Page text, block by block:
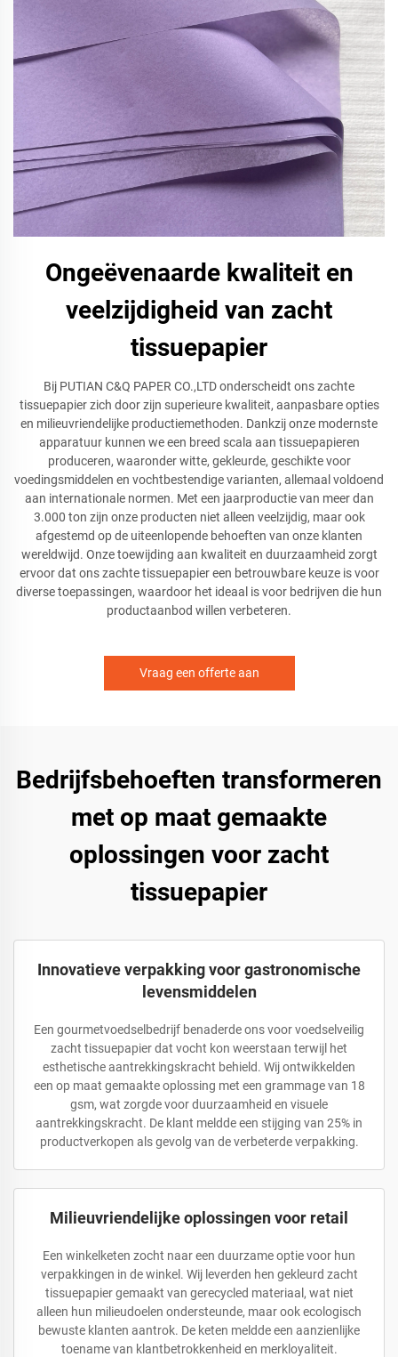
Ongeëvenaarde kwaliteit en
veelzijdigheid van zacht
tissuepapier
Bij PUTIAN C&Q PAPER CO.,LTD onderscheidt ons zachte
tissuepapier zich door zijn superieure kwaliteit, aanpasbare opties
en milieuvriendelijke productiemethoden. Dankzij onze modernste
apparatuur kunnen we een breed scala aan tissuepapieren
produceren, waaronder witte, gekleurde, geschikte voor
voedingsmiddelen en vochtbestendige varianten, allemaal voldoend
aan internationale normen. Met een jaarproductie van meer dan
3.000 ton zijn onze producten niet alleen veelzijdig, maar ook
afgestemd op de uiteenlopende behoeften van onze klanten
wereldwijd. Onze toewijding aan kwaliteit en duurzaamheid zorgt
ervoor dat ons zachte tissuepapier een betrouwbare keuze is voor
diverse toepassingen, waardoor het ideaal is voor bedrijven die hun
productaanbod willen verbeteren.
Vraag een offerte aan
Bedrijfsbehoeften transformeren
met op maat gemaakte
oplossingen voor zacht
tissuepapier
Innovatieve verpakking voor gastronomische
levensmiddelen
Een gourmetvoedselbedrijf benaderde ons voor voedselveilig
zacht tissuepapier dat vocht kon weerstaan terwijl het
esthetische aantrekkingskracht behield. Wij ontwikkelden
een op maat gemaakte oplossing met een grammage van 18
gsm, wat zorgde voor duurzaamheid en visuele
aantrekkingskracht. De klant meldde een stijging van 25% in
productverkopen als gevolg van de verbeterde verpakking.
Milieuvriendelijke oplossingen voor retail
Een winkelketen zocht naar een duurzame optie voor hun
verpakkingen in de winkel. Wij leverden hen gekleurd zacht
tissuepapier gemaakt van gerecycled materiaal, wat niet
alleen hun milieudoelen ondersteunde, maar ook ecologisch
bewuste klanten aantrok. De keten meldde een aanzienlijke
toename van klantbetrokkenheid en merkloyaliteit.